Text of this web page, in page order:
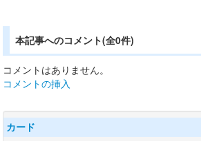
本記事へのコメント(全0件)
コメントはありません。
コメントの挿入
カード